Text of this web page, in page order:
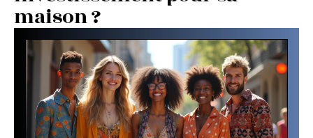
maison ?